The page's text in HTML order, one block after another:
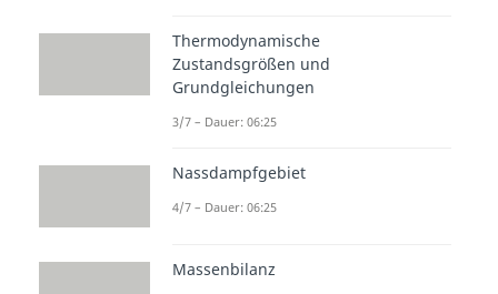
Thermodynamische
Zustandsgrößen und
Grundgleichungen
3/7 – Dauer: 06:25
Nassdampfgebiet
4/7 – Dauer: 06:25
Massenbilanz